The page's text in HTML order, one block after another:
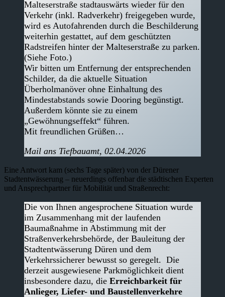
Malteserstraße stadtauswärts wieder für den
Verkehr (inkl. Radverkehr) freigegeben wurde,
wird es Autofahrenden durch die Beschilderung
weiterhin gestattet, auf dem geschützten
Radstreifen hinter der Malteserstraße zu parken.
(Siehe Foto.)
Wir bitten um Entfernung der entsprechenden
Schilder, da die aktuelle Situation
Überholmanöver ohne Einhaltung des
Mindestabstands sowie Dooring begünstigt.
Außerdem könnte sie zu einem
„Gewöhnungseffekt“ führen.
Mit freundlichen Grüßen…
Mail ans Tiefbauamt, 02.04.2026
Eine Antwort kam (sechs Tage später) von der Dürener
Stadtentwässerung – neuerdings offenbar die städtischen Experten
und Ansprechpartner für Mobilität und Straßenrecht:
Die von Ihnen angesprochene Situation wurde
im Zusammenhang mit der laufenden
Baumaßnahme in Abstimmung mit der
Straßenverkehrsbehörde, der Bauleitung der
Stadtentwässerung Düren und dem
Verkehrssicherer bewusst so geregelt. Die
derzeit ausgewiesene Parkmöglichkeit dient
insbesondere dazu, die Erreichbarkeit für
Anlieger, Liefer- und Baustellenverkehre